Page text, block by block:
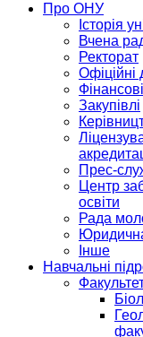
Про ОНУ
Історія
Вчена
Ректорат
Офіційні
Закупівлі
Прес-
Центр
освіти
Рада
Інше
Навчальні